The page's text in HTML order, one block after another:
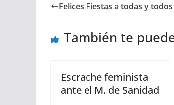
Felices Fiestas a todas y todos
También te
Escrache feminista
ante el M. de Sanidad